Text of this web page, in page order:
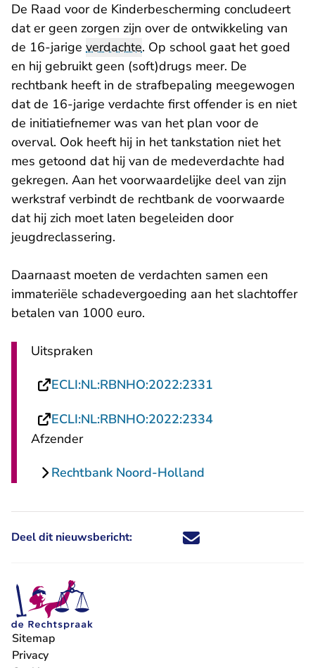
De Raad voor de Kinderbescherming concludeert
dat er geen zorgen zijn over de ontwikkeling van
de 16-jarige verdachte. Op school gaat het goed
en hij gebruikt geen (soft)drugs meer. De
rechtbank heeft in de strafbepaling meegewogen
dat de 16-jarige verdachte first offender is en niet
de initiatiefnemer was van het plan voor de
overval. Ook heeft hij in het tankstation niet het
mes getoond dat hij van de medeverdachte had
gekregen. Aan het voorwaardelijke deel van zijn
werkstraf verbindt de rechtbank de voorwaarde
dat hij zich moet laten begeleiden door
jeugdreclassering.
Daarnaast moeten de verdachten samen een
immateriële schadevergoeding aan het slachtoffer
betalen van 1000 euro.
Uitspraken
ECLI:NL:RBNHO:2022:2331
ECLI:NL:RBNHO:2022:2334- U verlaat
Afzender
Rechtbank Noord-Holland
Deel dit nieuwsbericht: Deel dit nieuwsbericht via X -
Deel dit nieuwsbericht via
Deel dit nieuwsbericht
Deel dit
Sitemap
Privacy